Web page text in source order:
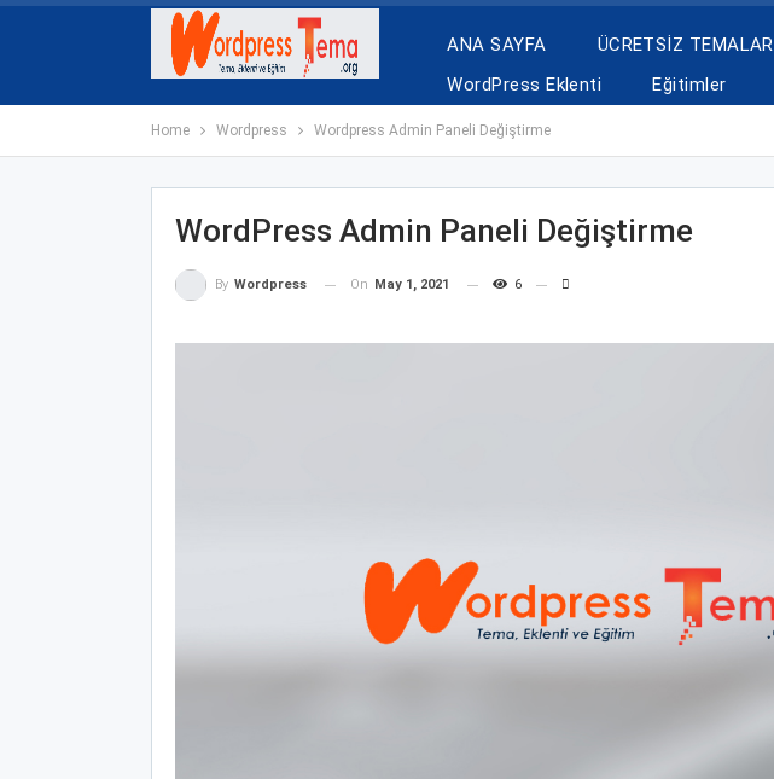
ANA SAYFA ÜCRETSİZ TEMALAR
WordPress Eklenti
Eğitimler
Home Wordpress Wordpress Admin Paneli Değiştirme
WordPress Admin Paneli Değiştirme
By Wordpress On May 1, 2021 6